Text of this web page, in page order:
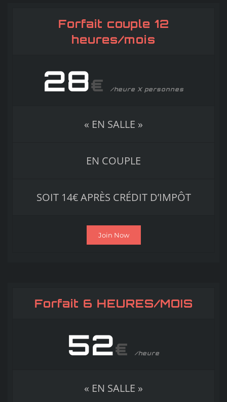
Forfait couple 12
heures/mois
28€ /heure X personnes
« EN SALLE »
EN COUPLE
SOIT 14€ APRÈS CRÉDIT D’IMPÔT
Join Now
Forfait 6 HEURES/MOIS
52€ /heure
« EN SALLE »